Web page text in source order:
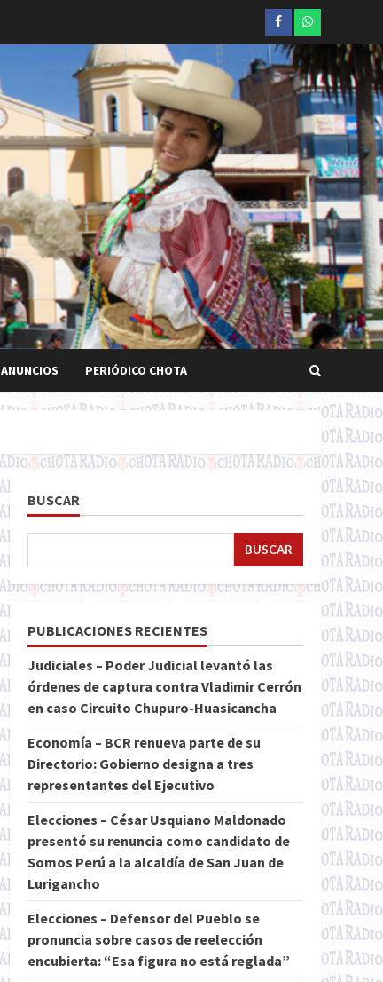
Facebookwhatsapp
ANUNCIOS PERIÓDICO CHOTA
BUSCAR
BUSCAR
PUBLICACIONES RECIENTES
Judiciales – Poder Judicial levantó las
órdenes de captura contra Vladimir Cerrón
en caso Circuito Chupuro-Huasicancha
Economía – BCR renueva parte de su
Directorio: Gobierno designa a tres
representantes del Ejecutivo
Elecciones – César Usquiano Maldonado
presentó su renuncia como candidato de
Somos Perú a la alcaldía de San Juan de
Lurigancho
Elecciones – Defensor del Pueblo se
pronuncia sobre casos de reelección
encubierta: “Esa figura no está reglada”